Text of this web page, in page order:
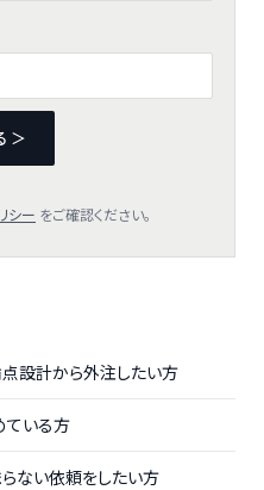
＞
シー をご確認ください。
設計から外注したい方
ている方
ない依頼をしたい方